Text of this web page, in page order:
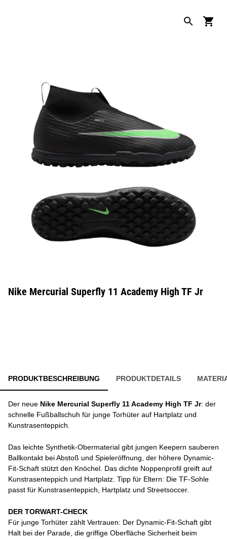
Nike Mercurial Superfly 11 Academy High TF Jr
PRODUKTBESCHREIBUNG PRODUKTDETAILS
Der neue Nike Mercurial Superfly 11 Academy High TF Jr: der
schnelle Fußballschuh für junge Torhüter auf Hartplatz und
Kunstrasenteppich.
Das leichte Synthetik-Obermaterial gibt jungen Keepern sauberen
Ballkontakt bei Abstoß und Spieleröffnung, der höhere Dynamic-
Fit-Schaft stützt den Knöchel. Das dichte Noppenprofil greift auf
Kunstrasenteppich und Hartplatz. Tipp für Eltern: Die TF-Sohle
passt für Kunstrasenteppich, Hartplatz und Streetsoccer.
DER TORWART-CHECK
Für junge Torhüter zählt Vertrauen: Der Dynamic-Fit-Schaft gibt
Halt bei der Parade, die griffige Oberfläche Sicherheit beim